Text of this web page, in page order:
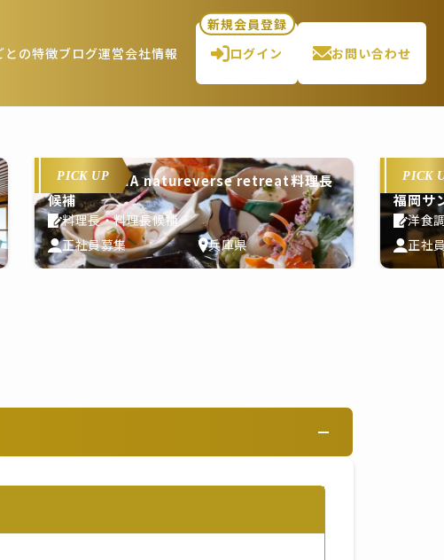
との特徴ブログ運営会社情報
新規会員登録
ログイン
お問い合わせ
PICK UP
THE PASONA natureverse retreat料理長
候補
料理長・料理長候補
正社員募集
兵庫県
PICK
福岡サ
洋食
正社